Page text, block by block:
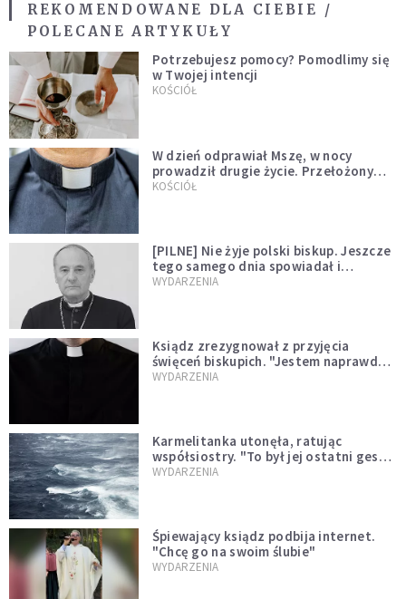
REKOMENDOWANE DLA CIEBIE /
POLECANE ARTYKUŁY
Potrzebujesz pomocy? Pomodlimy się
w Twojej intencji
KOŚCIÓŁ
W dzień odprawiał Mszę, w nocy
prowadził drugie życie. Przełożony
kazał mu opuścić zakon
KOŚCIÓŁ
[PILNE] Nie żyje polski biskup. Jeszcze
tego samego dnia spowiadał i
sprawował Mszę świętą
WYDARZENIA
Ksiądz zrezygnował z przyjęcia
święceń biskupich. "Jestem naprawdę
niegodny"
WYDARZENIA
Karmelitanka utonęła, ratując
współsiostry. "To był jej ostatni gest
miłości"
WYDARZENIA
Śpiewający ksiądz podbija internet.
"Chcę go na swoim ślubie"
WYDARZENIA